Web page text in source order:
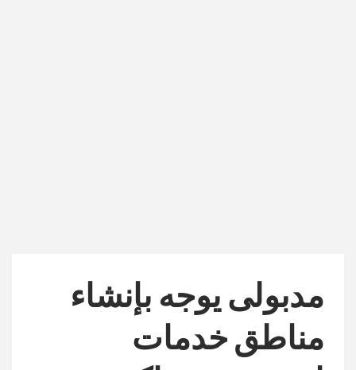
مدبولى يوجه بإنشاء
مناطق خدمات